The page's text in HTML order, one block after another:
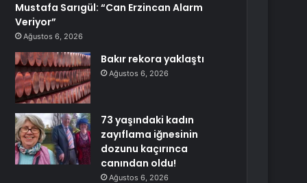
Mustafa Sarıgül: “Can Erzincan Alarm
Veriyor”
Ağustos 6, 2026
Bakır rekora yaklaştı
Ağustos 6, 2026
73 yaşındaki kadın
zayıflama iğnesinin
dozunu kaçırınca
canından oldu!
Ağustos 6, 2026